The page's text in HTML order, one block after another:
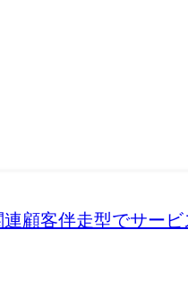
システムを始め以下のような
ベルの維持と向上 エンジ
客伴走型でサービ